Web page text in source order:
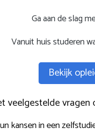
Ga aan de slag
Vanuit huis studeren
Bekijk
veelgestelde
kansen in een